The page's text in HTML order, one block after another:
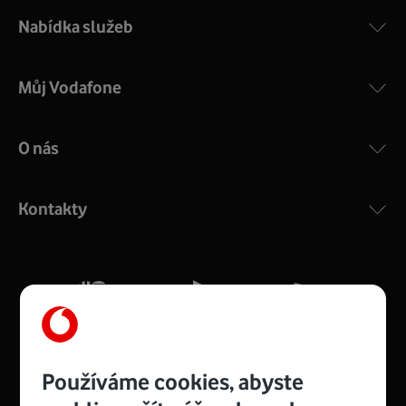
COMPAL CH7465VF
silný signál pro celou domácnost. Kompaktní rozměry 21
Více o COMPAL CH7465VF
Nabídka služeb
Můj Vodafone
O nás
Kontakty
Používáme cookies, abyste